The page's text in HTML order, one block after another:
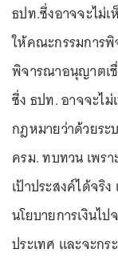
ธปท.ซึ่งอาจจะไม่
ให้คณะกรรมการ
พิจารณาอนุญาตเ
ซึ่ง ธปท. อาจจะไ
กฎหมายว่าด้วยระ
ครม. ทบทวน เพร
เป้าประสงค์ได้จริ
นโยบายการเงินไ
ประเทศ และจะก